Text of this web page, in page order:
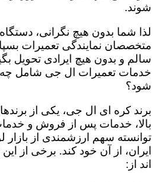
شوند.
لذا شما بدون هیچ نگرانی،
متخصصان نمایندگی تعمیرات
سالم و بدون هیچ ایرادی تحویل
خدمات تعمیرات ال جی شامل
شود؟
برند کره ای ال جی، یکی از
بالا، خدمات پس از فروش و
توانسته سهم ارزشمندی از بازار
ایران، از آن خود کند. برخی از
اند از: